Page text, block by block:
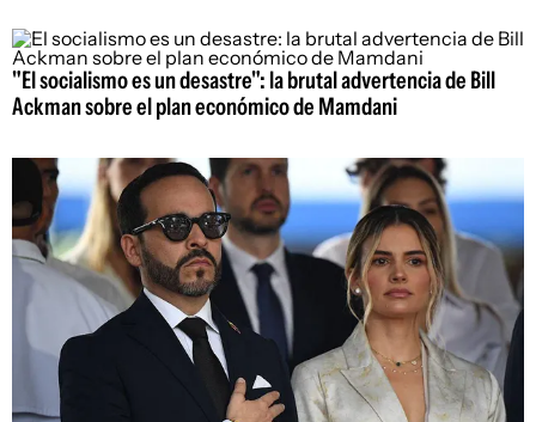
"El socialismo es un desastre": la brutal advertencia de Bill
Ackman sobre el plan económico de Mamdani